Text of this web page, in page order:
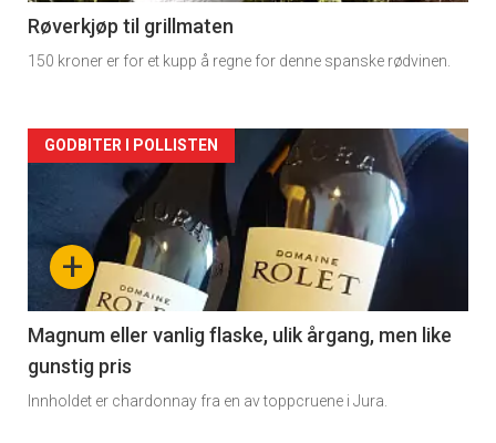
2
Røverkjøp til grillmaten
150 kroner er for et kupp å regne for denne spanske rødvinen.
Forsiden
akkurat
nå
3
+
GODBITER I POLLISTEN
Magnum eller vanlig flaske, ulik årgang, men like
gunstig pris
Innholdet er chardonnay fra en av toppcruene i Jura.